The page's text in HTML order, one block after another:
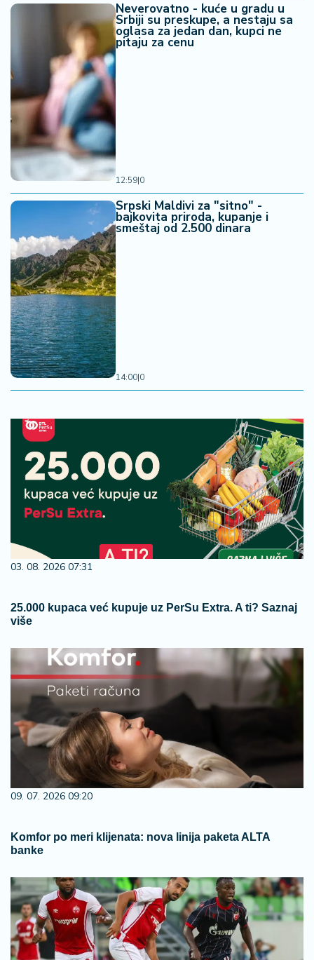
Neverovatno - kuće u gradu u
Srbiji su preskupe, a nestaju sa
oglasa za jedan dan, kupci ne
pitaju za cenu
12:59|0
Srpski Maldivi za "sitno" -
bajkovita priroda, kupanje i
smeštaj od 2.500 dinara
14:00|0
03. 08. 2026 07:31
25.000 kupaca već kupuje uz PerSu Extra. A ti? Saznaj
više
09. 07. 2026 09:20
Komfor po meri klijenata: nova linija paketa ALTA
banke